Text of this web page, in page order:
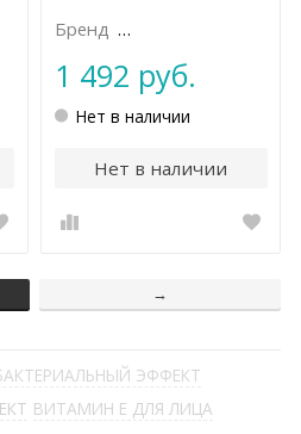
Бренд NATURE REPUBLIC
1 492 руб.
Нет в наличии
Нет в наличии
→
ЭФФЕКТ
ВИТАМИН Е ДЛЯ ЛИЦА